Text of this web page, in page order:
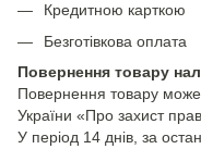
Кредитною карткою
Безготівкова оплата
Повернення товару
Повернення товару може
України «Про захист
У період 14 днів, за